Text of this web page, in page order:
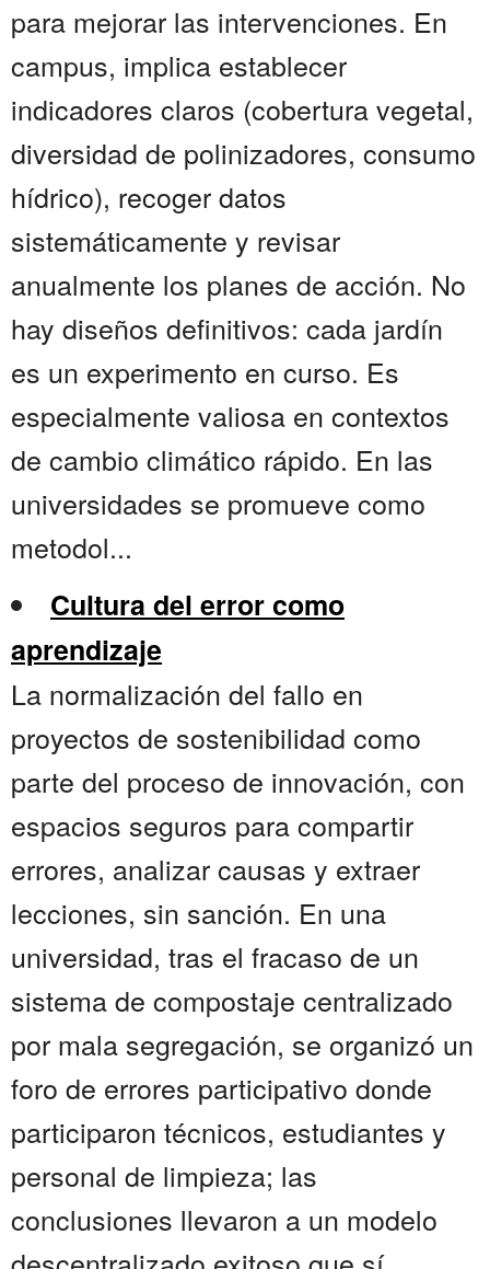
para mejorar las intervenciones. En
campus, implica establecer
indicadores claros (cobertura vegetal,
diversidad de polinizadores, consumo
hídrico), recoger datos
sistemáticamente y revisar
anualmente los planes de acción. No
hay diseños definitivos: cada jardín
es un experimento en curso. Es
especialmente valiosa en contextos
de cambio climático rápido. En las
universidades se promueve como
metodol...
Cultura del error como
aprendizaje
La normalización del fallo en
proyectos de sostenibilidad como
parte del proceso de innovación, con
espacios seguros para compartir
errores, analizar causas y extraer
lecciones, sin sanción. En una
universidad, tras el fracaso de un
sistema de compostaje centralizado
por mala segregación, se organizó un
foro de errores participativo donde
participaron técnicos, estudiantes y
personal de limpieza; las
conclusiones llevaron a un modelo